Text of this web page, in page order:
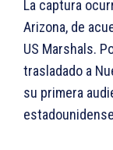
La captura
Arizona, de
US Marshals.
trasladado a
su primera